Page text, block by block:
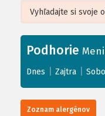
+
−
Leaflet| ©OpenStreetMap,
Podhorie
Dnes Zajtra
Zoznam alergénov